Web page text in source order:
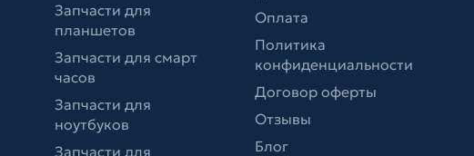
Запчасти для
планшетов
Запчасти для смарт
часов
Запчасти для
ноутбуков
Запчасти для
Оплата
Политика
конфиденциальности
Договор оферты
Отзывы
Блог